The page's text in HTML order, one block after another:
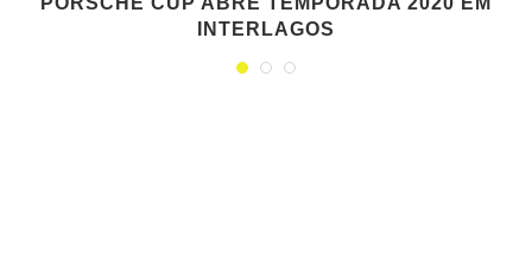
INTERLAGOS